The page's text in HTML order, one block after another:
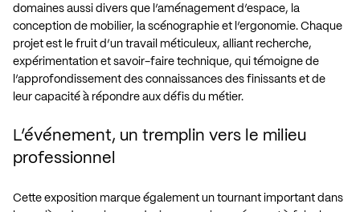
domaines aussi divers que l’aménagement d’espace, la
conception de mobilier, la scénographie et l’ergonomie. Chaque
projet est le fruit d’un travail méticuleux, alliant recherche,
expérimentation et savoir-faire technique, qui témoigne de
l’approfondissement des connaissances des finissants et de
leur capacité à répondre aux défis du métier.
L’événement, un tremplin vers le milieu
professionnel
Cette exposition marque également un tournant important dans